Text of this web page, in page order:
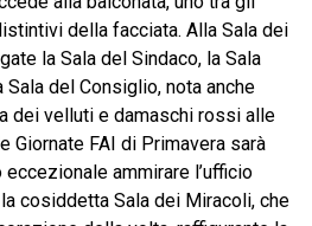
della facciata. Alla Sala dei
la Sala del Sindaco, la Sala
del Consiglio, nota anche
dei velluti e damaschi rossi alle
Giornate FAI di Primavera sarà
ammirare l’ufficio
cosiddetta Sala dei Miracoli, che